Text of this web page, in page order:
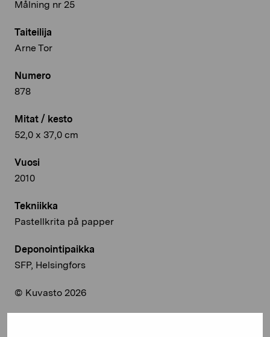
Målning nr 25
Taiteilija
Arne Tor
Numero
878
Mitat / kesto
52,0 x 37,0 cm
Vuosi
2010
Tekniikka
Pastellkrita på papper
Deponointipaikka
SFP, Helsingfors
© Kuvasto 2026